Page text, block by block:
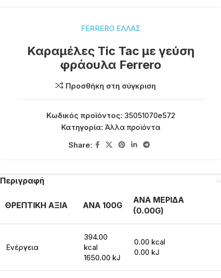
FERRERO ΕΛΛΑΣ
Καραμέλες Tic Tac με γεύση
φράουλα Ferrero
Προσθήκη στη σύγκριση
Κωδικός προϊόντος: 35051070e572
Κατηγορία: Άλλα προϊόντα
Share:
Περιγραφή
ΘΡΕΠΤΙΚΗ ΑΞΙΑ ΑΝΑ 100G
ΑΝΑ ΜΕΡΙΔΑ
(0.00G)
Ενέργεια
394.00
kcal
1650.00 kJ
0.00 kcal
0.00 kJ